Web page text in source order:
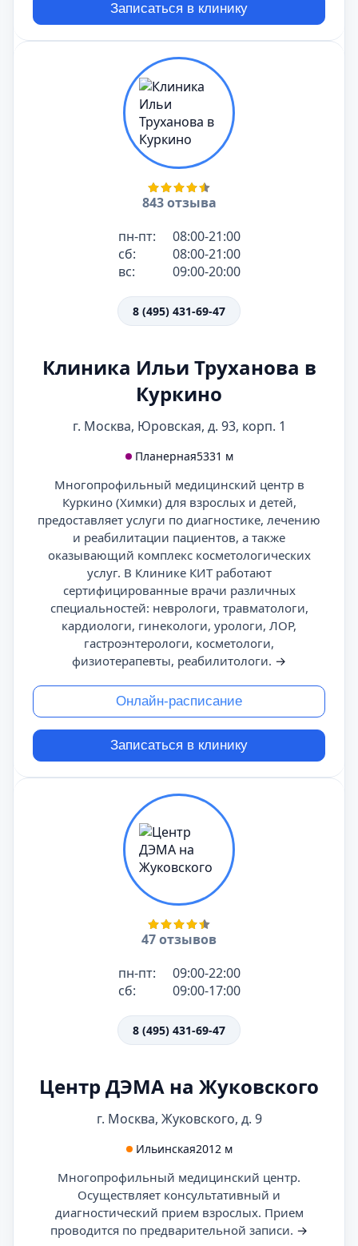
Записаться в клинику
843 отзыва
пн-пт:
08:00-21:00
сб:
08:00-21:00
вс:
09:00-20:00
8 (495) 431-69-47
Клиника Ильи Труханова в
Куркино
г. Москва, Юровская, д. 93, корп. 1
Планерная5331 м
Многопрофильный медицинский центр в
Куркино (Химки) для взрослых и детей,
предоставляет услуги по диагностике, лечению
и реабилитации пациентов, а также
оказывающий комплекс косметологических
услуг. В Клинике КИТ работают
сертифицированные врачи различных
специальностей: неврологи, травматологи,
кардиологи, гинекологи, урологи, ЛОР,
гастроэнтерологи, косметологи,
физиотерапевты, реабилитологи. →
Онлайн-расписание
Записаться в клинику
47 отзывов
пн-пт:
09:00-22:00
сб:
09:00-17:00
8 (495) 431-69-47
Центр ДЭМА на Жуковского
г. Москва, Жуковского, д. 9
Ильинская2012 м
Многопрофильный медицинский центр.
Осуществляет консультативный и
диагностический прием взрослых. Прием
проводится по предварительной записи. →